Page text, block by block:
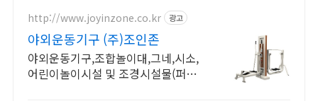
http://www.joyinzone.co.kr 광고
야외운동기구 (주)조인존
야외운동기구,조합놀이대,그네,시소,
어린이놀이시설 및 조경시설물(퍼걸